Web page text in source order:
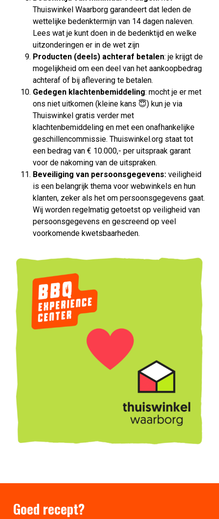
Thuiswinkel Waarborg garandeert dat leden de
wettelijke bedenktermijn van 14 dagen naleven.
Lees wat je kunt doen in de bedenktijd en welke
uitzonderingen er in de wet zijn
Producten (deels) achteraf betalen: je krijgt de
mogelijkheid om een deel van het aankoopbedrag
achteraf of bij aflevering te betalen.
Gedegen klachtenbemiddeling: mocht je er met
ons niet uitkomen (kleine kans 😇) kun je via
Thuiswinkel gratis verder met
klachtenbemiddeling en met een onafhankelijke
geschillencommissie. Thuiswinkel.org staat tot
een bedrag van € 10.000,- per uitspraak garant
voor de nakoming van de uitspraken.
Beveiliging van persoonsgegevens:veiligheid
is een belangrijk thema voor webwinkels en hun
klanten, zeker als het om persoonsgegevens gaat.
Wij worden regelmatig getoetst op veiligheid van
persoonsgegevens en gescreend op veel
voorkomende kwetsbaarheden.
Goed recept?